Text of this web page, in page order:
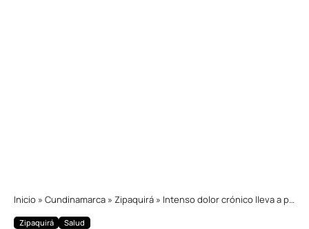
Inicio » Cundinamarca » Zipaquirá » Intenso dolor crónico lleva a paciente a encadenarse en Famisanar Zipaquirá para exigir medicamentos adecuados
Zipaquirá Salud